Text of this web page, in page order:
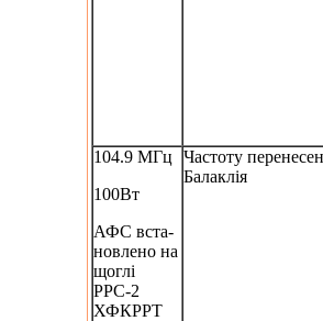
104.9 МГц
100Вт
АФС вста-
новлено на
щоглі
РРС-2
ХФКРРТ
Частоту
Балаклія